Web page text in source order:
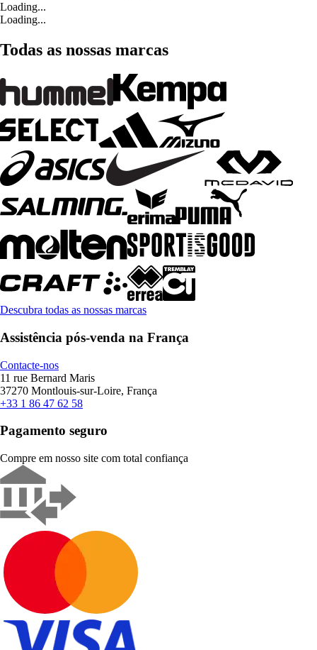
Loading...
Loading...
Todas as nossas marcas
Descubra todas as nossas marcas
Assistência pós-venda na França
Contacte-nos
11 rue Bernard Maris
37270 Montlouis-sur-Loire, França
+33 1 86 47 62 58
Pagamento seguro
Compre em nosso site com total confiança